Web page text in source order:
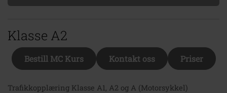
Klasse A2
Bestill MC Kurs Kontakt oss Priser
Trafikkopplæring Klasse A1, A2 og A (Motorsykkel)